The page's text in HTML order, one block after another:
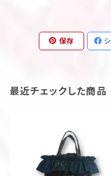
保存
最近チェックした商品